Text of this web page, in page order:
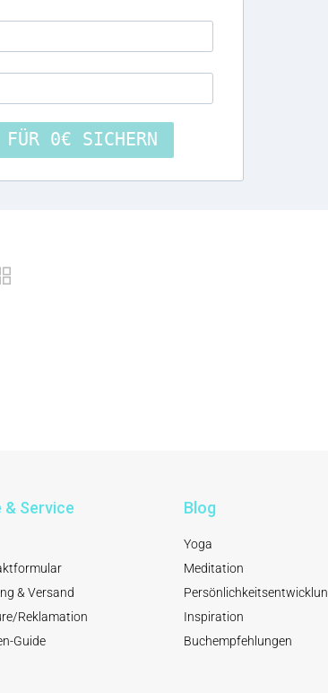
FÜR 0€ SICHERN
& Service
& Versand
Reklamation
Guide
Blog
Yoga
Meditation
Inspiration
Buchempfehlungen